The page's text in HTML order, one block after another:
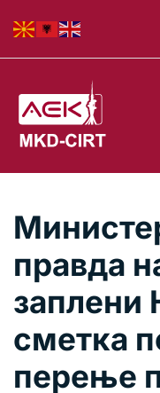
правда
заплени
сметка
перење